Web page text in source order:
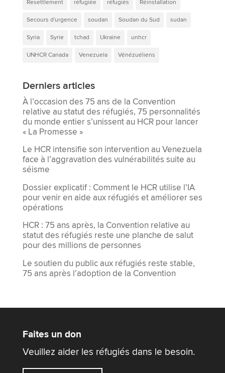
Resettlement réfugiée réfugiés Réinstallation
Secours d'urgence soudan Soudan du Sud sudan
Syria Syrie tchad Ukraine unhcr
UNHCR Canada Venezuela Vénézuéliens
Derniers articles
À l’occasion des 75 ans de la Convention
relative au statut des réfugiés, 75 personnalités
du monde entier s’unissent au HCR pour lancer
« La Promesse »
Le HCR intensifie son intervention au Venezuela
face à l’aggravation des vulnérabilités suite au
séisme
Dossier explicatif : Comment le HCR utilise l’IA
pour venir en aide aux réfugiés et améliorer ses
opérations
HCR : 75 ans après, la Convention relative au
statut des réfugiés reste une planche de salut
pour des millions de personnes
Le soutien du public aux réfugiés reste stable,
75 ans après l’adoption de la Convention
Faites un don
Veuillez aider les réfugiés dans le besoin.